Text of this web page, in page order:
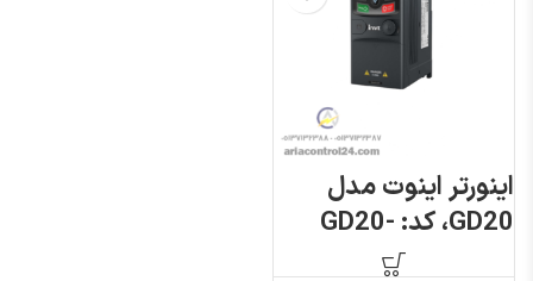
اینورتر اینوت مدل
GD20، کد: GD20-